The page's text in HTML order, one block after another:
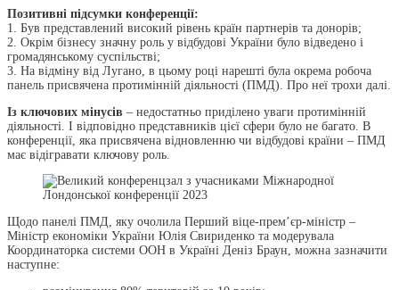
Позитивні підсумки конференції:
1. Був представлений високий рівень країн партнерів та донорів;
2. Окрім бізнесу значну роль у відбудові України було відведено і
громадянському суспільстві;
3. На відміну від Лугано, в цьому році нарешті була окрема робоча
панель присвячена протимінній діяльності (ПМД). Про неї трохи далі.
Із ключових мінусів – недостатньо приділено уваги протимінній
діяльності. І відповідно представників цієї сфери було не багато. В
конференції, яка присвячена відновленню чи відбудові країни – ПМД
має відігравати ключову роль.
Щодо панелі ПМД, яку очолила Перший віце-прем’єр-міністр –
Міністр економіки України Юлія Свириденко та модерувала
Координаторка системи ООН в Україні Деніз Браун, можна зазначити
наступне: